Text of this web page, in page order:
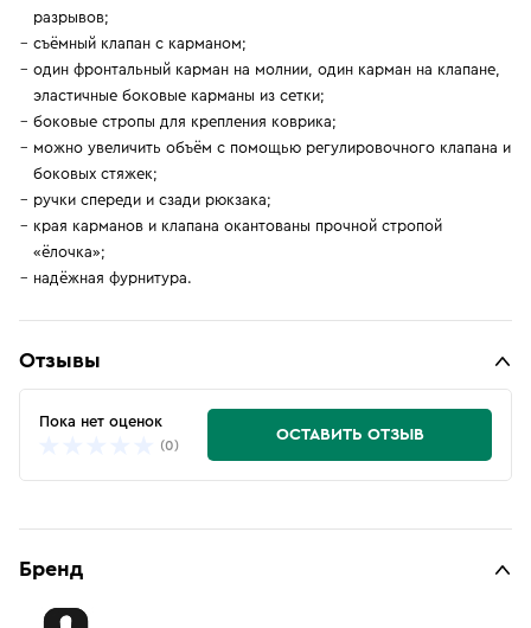
разрывов;
съёмный клапан с карманом;
один фронтальный карман на молнии, один карман на клапане,
эластичные боковые карманы из сетки;
боковые стропы для крепления коврика;
можно увеличить объём с помощью регулировочного клапана и
боковых стяжек;
ручки спереди и сзади рюкзака;
края карманов и клапана окантованы прочной стропой
«ёлочка»;
надёжная фурнитура.
Отзывы
Пока нет оценок
(0)
ОСТАВИТЬ ОТЗЫВ
Бренд